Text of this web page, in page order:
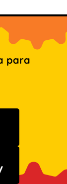
para
App Store
Google Play